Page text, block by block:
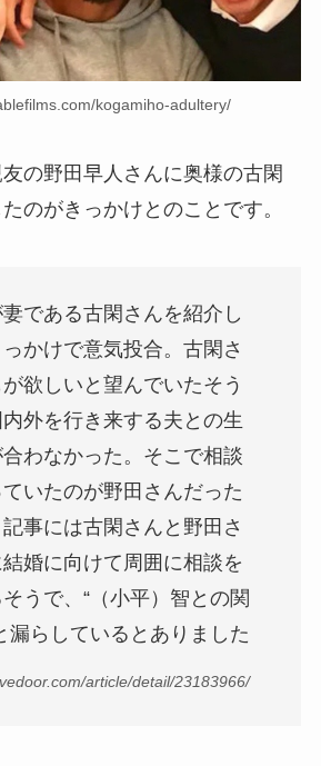
kogamiho-adultery/
の野田早人さんに奥様の古閑
のがきっかけとのことです。
である古閑さんを紹介し
かけで意気投合。古閑さ
欲しいと望んでいたそう
外を行き来する夫との生
わなかった。そこで相談
いたのが野田さんだった
事には古閑さんと野田さ
婚に向けて周囲に相談を
うで、“（小平）智との関
漏らしているとありました
article/detail/23183966/